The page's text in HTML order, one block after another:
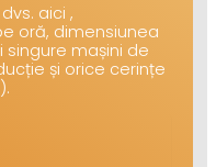
aici ,
oră, dimensiunea
mașini de
și orice cerințe